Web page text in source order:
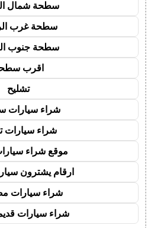
سطحة شمال
سطحة غرب
سطحة جنوب
اقرب
تشليح
شراء سيارات
شراء سيارات
موقع شراء
ارقام يشترون
شراء سيارات
شراء سيارات